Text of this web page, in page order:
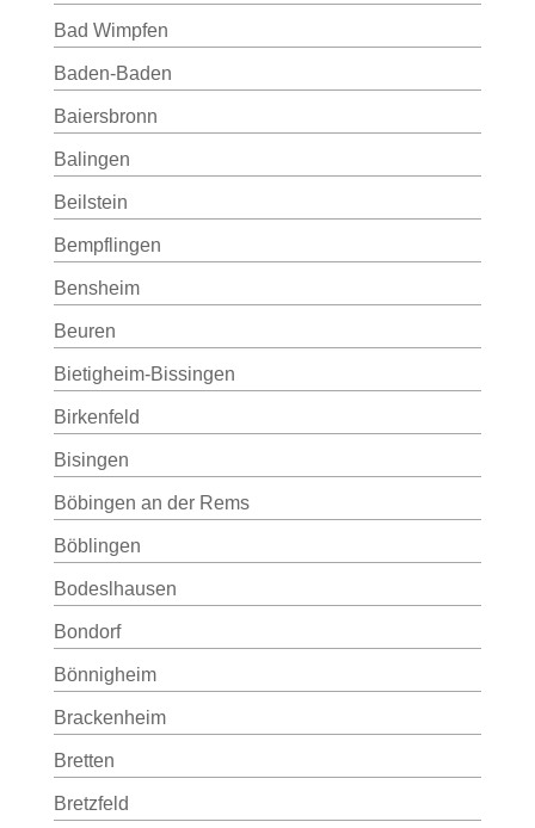
Bad Wimpfen
Baden-Baden
Baiersbronn
Balingen
Beilstein
Bempflingen
Bensheim
Beuren
Bietigheim-Bissingen
Birkenfeld
Bisingen
Böbingen an der Rems
Böblingen
Bodeslhausen
Bondorf
Bönnigheim
Brackenheim
Bretten
Bretzfeld